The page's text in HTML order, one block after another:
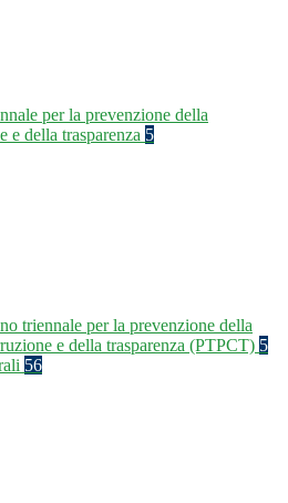
per la prevenzione della
e della trasparenza 5
triennale per la prevenzione della
e della trasparenza (PTPCT) 5
56